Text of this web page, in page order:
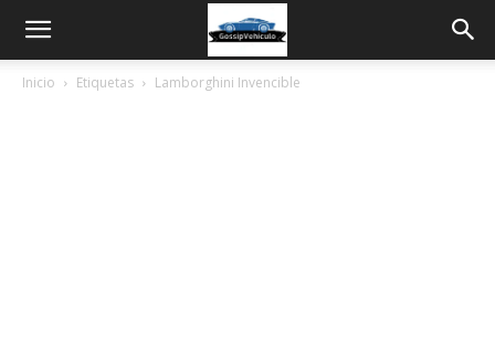
Inicio Etiquetas Lamborghini Invencible